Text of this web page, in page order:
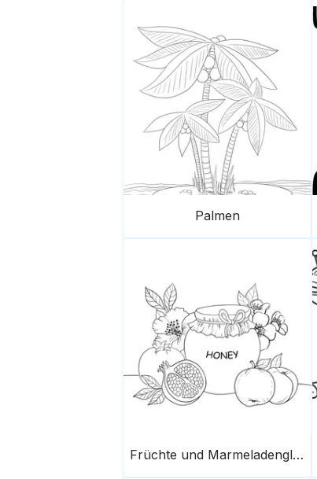
Palmen
Früchte und Marmeladenglas